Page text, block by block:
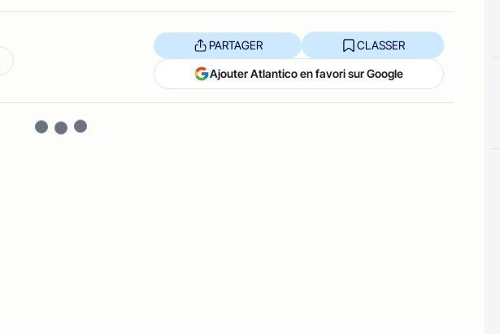
PARTAGER CLASSER
Ajouter Atlantico en favori sur Google